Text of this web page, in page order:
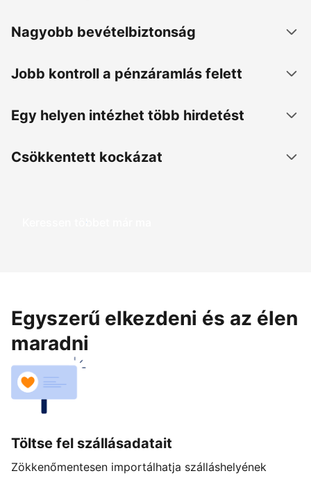
Nagyobb bevételbiztonság
Jobb kontroll a pénzáramlás felett
Egy helyen intézhet több hirdetést
Csökkentett kockázat
Keressen többet már ma
Egyszerű elkezdeni és az élen
maradni
Töltse fel szállásadatait
Zökkenőmentesen importálhatja szálláshelyének